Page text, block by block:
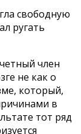
свободную
ругать
член
не как о
который,
в
тот ряд